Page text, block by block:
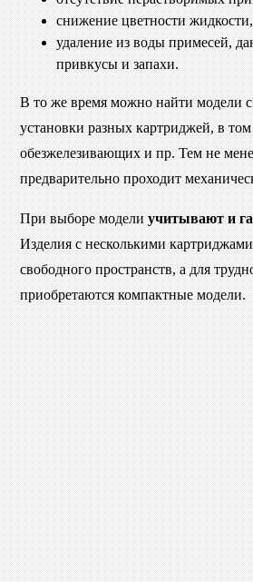
снижение цветности жидкости,
удаление из воды примесей,
привкусы и запахи.
В то же время можно найти модели
установки разных картриджей, в
обезжелезивающих и пр. Тем не
предварительно проходит
При выборе модели учитывают и
Изделия с несколькими
свободного пространств, а для
приобретаются компактные модели.